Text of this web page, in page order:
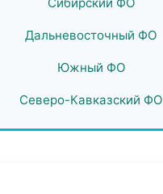
Дальневосточный ФО
Южный ФО
Северо-Кавказский ФО